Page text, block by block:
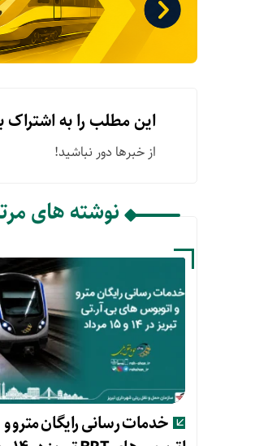
این مطلب را به اشتراک
از خبرها دور نباشید!
نوشته های
خدمات رسانی رایگان مترو و